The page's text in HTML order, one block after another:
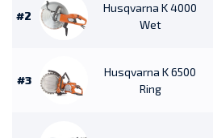
#2
Husqvarna K 4000
Wet
#3
Husqvarna K 6500
Ring